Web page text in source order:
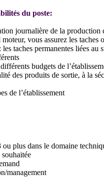
du poste:
journalière de la production
vous assurez les taches
taches permanentes liées au
budgets de
des produits de sortie, à la
de l’établissement
plus dans le domaine
management